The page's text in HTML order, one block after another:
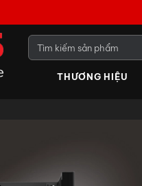
THƯƠNG HIỆU